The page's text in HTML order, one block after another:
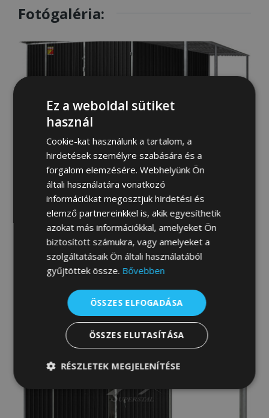
Fotógaléria:
Ez a weboldal sütiket
használ
Cookie-kat használunk a tartalom, a
hirdetések személyre szabására és a
forgalom elemzésére. Webhelyünk Ön
általi használatára vonatkozó
információkat megosztjuk hirdetési és
elemző partnereinkkel is, akik egyesíthetik
azokat más információkkal, amelyeket Ön
biztosított számukra, vagy amelyeket a
szolgáltatásaik Ön általi használatából
gyűjtöttek össze. Bővebben
ÖSSZES ELFOGADÁSA
ÖSSZES ELUTASÍTÁSA
RÉSZLETEK MEGJELENÍTÉSE
Elengedhetetlenül
szükséges
Teljesítmény